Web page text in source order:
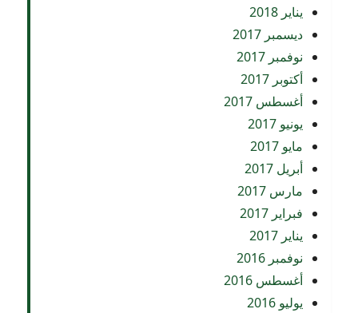
يناير 2018
ديسمبر 2017
نوفمبر 2017
أكتوبر 2017
أغسطس 2017
يونيو 2017
مايو 2017
أبريل 2017
مارس 2017
فبراير 2017
يناير 2017
نوفمبر 2016
أغسطس 2016
يوليو 2016